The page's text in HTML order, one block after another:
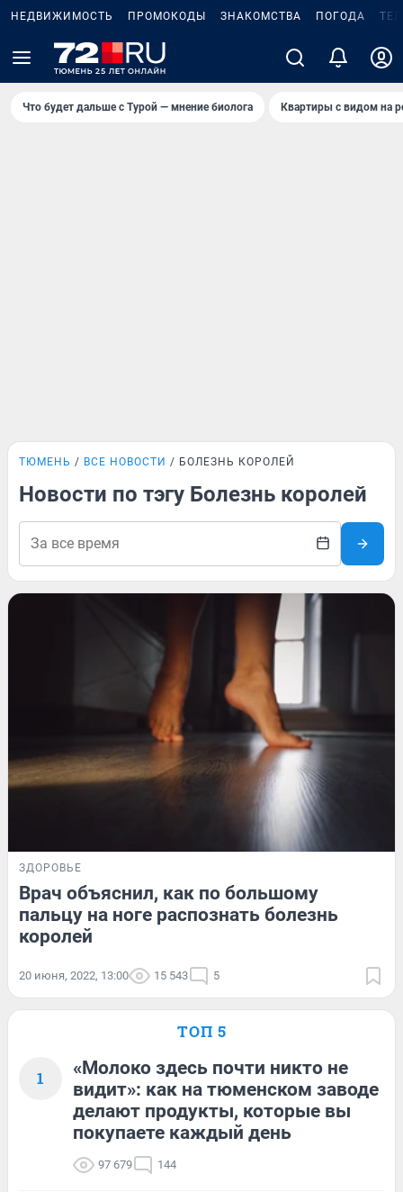
НЕДВИЖИМОСТЬ ПРОМОКОДЫ ЗНАКОМСТВА ПОГОДА
Что будет дальше с Турой — мнение биолога Квартиры с видом на
ТЮМЕНЬ ВСЕ НОВОСТИ БОЛЕЗНЬ КОРОЛЕЙ
Новости по тэгу Болезнь королей
ЗДОРОВЬЕ
Врач объяснил, как по большому
пальцу на ноге распознать болезнь
королей
20 июня, 2022, 13:00 15 543 5
ТОП 5
1
«Молоко здесь почти никто не
видит»: как на тюменском заводе
делают продукты, которые вы
покупаете каждый день
97 679 144